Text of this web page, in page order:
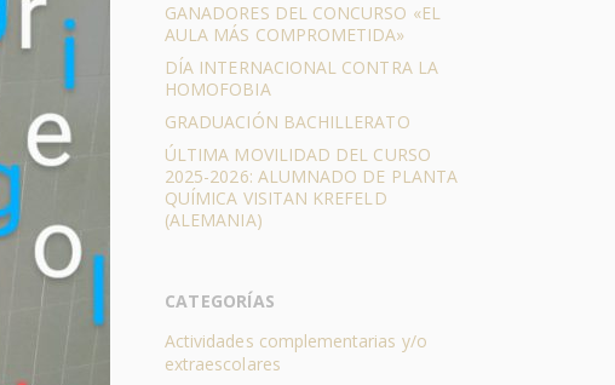
GANADORES DEL CONCURSO «EL
AULA MÁS COMPROMETIDA»
DÍA INTERNACIONAL CONTRA LA
HOMOFOBIA
GRADUACIÓN BACHILLERATO
ÚLTIMA MOVILIDAD DEL CURSO
2025-2026: ALUMNADO DE PLANTA
QUÍMICA VISITAN KREFELD
(ALEMANIA)
CATEGORÍAS
Actividades complementarias y/o
extraescolares